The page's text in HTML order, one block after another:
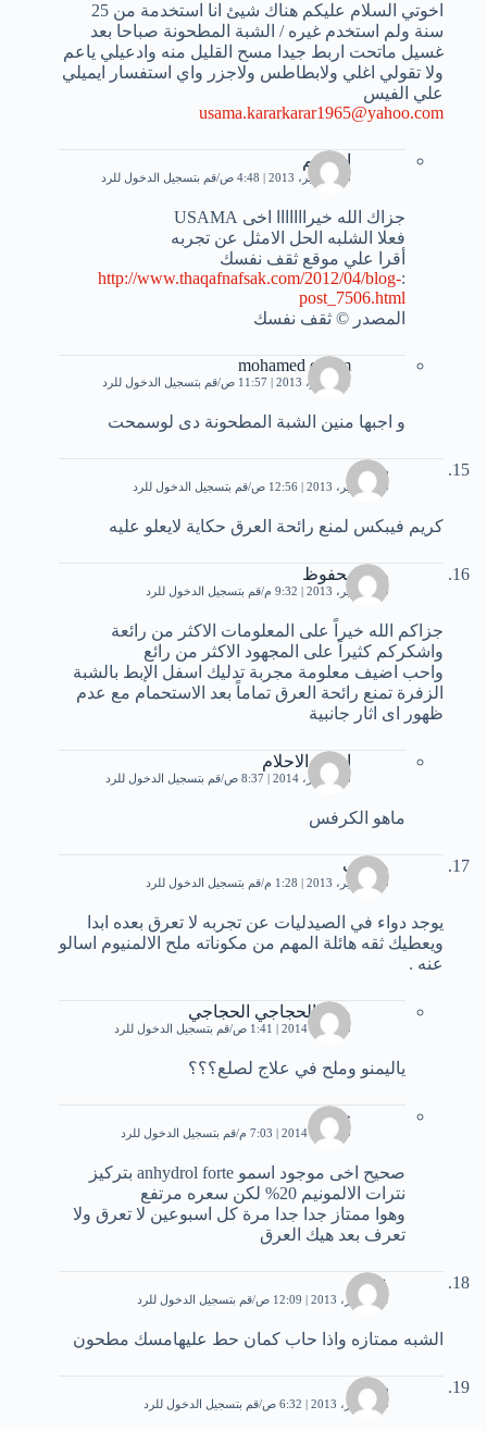
اخوتي السلام عليكم هناك شيئ انا استخدمة من 25
سنة ولم استخدم غيره / الشبة المطحونة صباحا بعد
غسيل ماتحت اربط جيدا مسح القليل منه وادعيلي ياعم
ولا تقولي اغلي ولابطاطس ولاجزر واي استفسار ايميلي
علي الفيس
usama.kararkarar1965@yahoo.com
ابراهيم
25 سبتمبر، 2013 | 4:48 ص قم بتسجيل الدخول للرد
جزاك الله خيرااااااا اخى USAMA
فعلا الشلبه الحل الامثل عن تجربه
أقرا علي موقع ثقف نفسك
:
http://www.thaqafnafsak.com/2012/04/blog-
post_7506.html
المصدر © ثقف نفسك
mohamed essam
1 نوفمبر، 2013 | 11:57 ص قم بتسجيل الدخول للرد
و اجبها منين الشبة المطحونة دى لوسمحت
رشا
20 سبتمبر، 2013 | 12:56 ص قم بتسجيل الدخول للرد
كريم فيبكس لمنع رائحة العرق حكاية لايعلو عليه
وليد محفوظ
29 سبتمبر، 2013 | 9:32 م قم بتسجيل الدخول للرد
جزاكم الله خيراً على المعلومات الاكثر من رائعة
واشكركم كثيراً على المجهود الاكثر من رائع
واحب اضيف معلومة مجربة تدليك اسفل الإبط بالشبة
الزفرة تمنع رائحة العرق تماماً بعد الاستحمام مع عدم
ظهور اى اثار جانبية
اميره الاحلام
18 فبراير، 2014 | 8:37 ص قم بتسجيل الدخول للرد
ماهو الكرفس
مجرب
30 سبتمبر، 2013 | 1:28 م قم بتسجيل الدخول للرد
يوجد دواء في الصيدليات عن تجربه لا تعرق بعده ابدا
ويعطيك ثقه هائلة المهم من مكوناته ملح الالمنيوم اسالو
عنه .
ماجدالحجاجي الحجاجي
10 يناير، 2014 | 1:41 ص قم بتسجيل الدخول للرد
ياليمنو وملح في علاج لصلع؟؟؟
حمزة
10 يناير، 2014 | 7:03 م قم بتسجيل الدخول للرد
صحيح اخى موجود اسمو anhydrol forte بتركيز
نترات الالمونيم 20% لكن سعره مرتفع
وهوا ممتاز جدا جدا مرة كل اسبوعين لا تعرق ولا
تعرف بعد هيك العرق
عصام
21 أكتوبر، 2013 | 12:09 ص قم بتسجيل الدخول للرد
الشبه ممتازه واذا حاب كمان حط عليهامسك مطحون
رماح
29 أكتوبر، 2013 | 6:32 ص قم بتسجيل الدخول للرد